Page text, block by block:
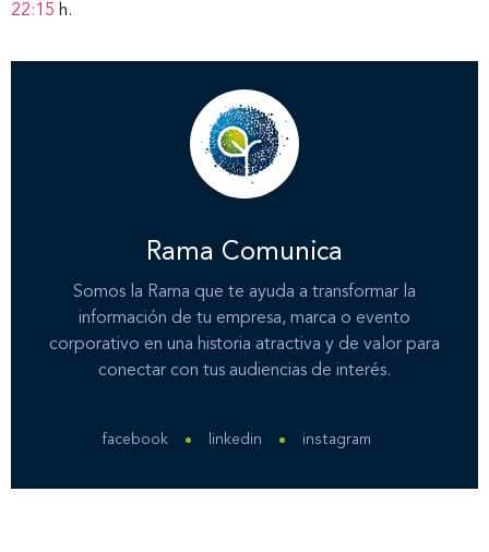
Inicio
22:15 h.
Rama Comunica
Somos la Rama que te ayuda a transformar la
información de tu empresa, marca o evento
corporativo en una historia atractiva y de valor para
conectar con tus audiencias de interés.
facebook linkedin instagram